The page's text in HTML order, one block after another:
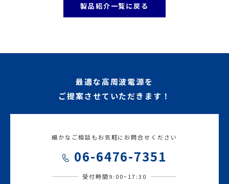
製品紹介一覧に戻る
最適な高周波電源を
ご提案させていただきます！
細かなご相談もお気軽にお問合せください
06-6476-7351
受付時間9:00~17:30